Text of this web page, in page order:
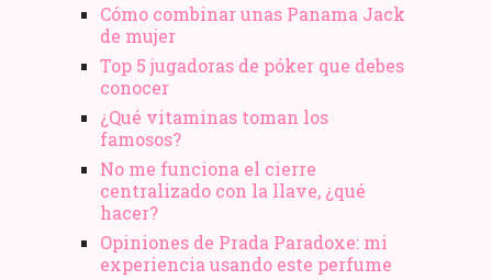
Cómo combinar unas Panama Jack
de mujer
Top 5 jugadoras de póker que debes
conocer
¿Qué vitaminas toman los
famosos?
No me funciona el cierre
centralizado con la llave, ¿qué
hacer?
Opiniones de Prada Paradoxe: mi
experiencia usando este perfume